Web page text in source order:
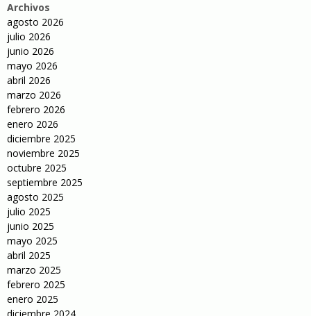
Archivos
agosto 2026
julio 2026
junio 2026
mayo 2026
abril 2026
marzo 2026
febrero 2026
enero 2026
diciembre 2025
noviembre 2025
octubre 2025
septiembre 2025
agosto 2025
julio 2025
junio 2025
mayo 2025
abril 2025
marzo 2025
febrero 2025
enero 2025